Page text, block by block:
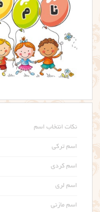
نکات انتخاب اسم
اسم ترکی
اسم کردی
اسم لری
اسم مازنی